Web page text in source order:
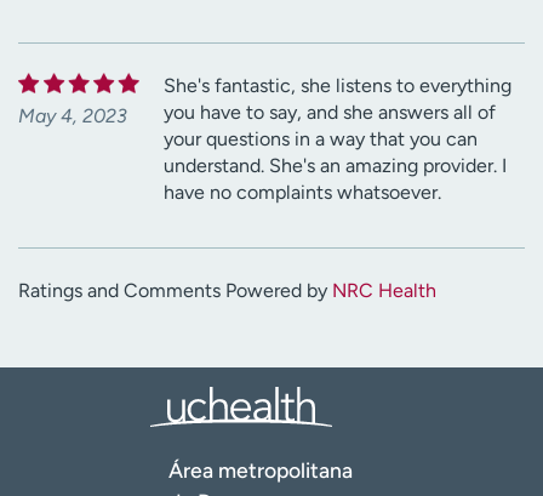
May 4, 2023
She's fantastic, she listens to everything
you have to say, and she answers all of
your questions in a way that you can
understand. She's an amazing provider. I
have no complaints whatsoever.
Ratings and Comments Powered by NRC Health
Área metropolitana